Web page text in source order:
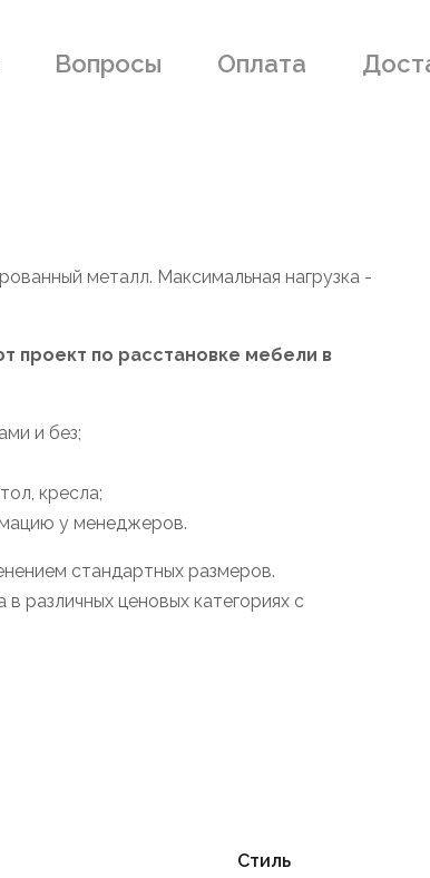
Вопросы Оплата
металл. Максимальная нагрузка -
проект по расстановке мебели в
и без;
кресла;
у менеджеров.
стандартных размеров.
различных ценовых категориях с
Стиль